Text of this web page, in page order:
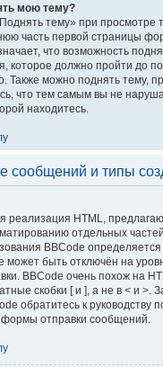
мою тему?
тему» при просмотре
часть первой страницы
что возможность
которое должно пройти до
можно поднять тему,
что тем самым вы не
находитесь.
сообщений и типы
реализация HTML,
отдельных
BBCode
может быть отключён на
BBCode очень похож на
скобки [ и ], а не в < и >.
обратитесь к руководству
формы отправки сообщений.